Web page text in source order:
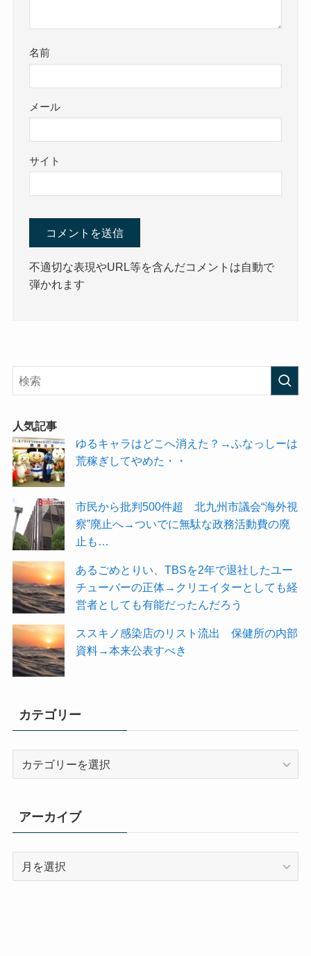
名前
メール
サイト
不適切な表現やURL等を含んだコメントは自動で
弾かれます
人気記事
ゆるキャラはどこへ消えた？→ふなっしーは
荒稼ぎしてやめた・・
市民から批判500件超 北九州市議会“海外視
察”廃止へ→ついでに無駄な政務活動費の廃
止も…
あるごめとりい、TBSを2年で退社したユー
チューバーの正体→クリエイターとしても経
営者としても有能だったんだろう
ススキノ感染店のリスト流出 保健所の内部
資料→本来公表すべき
カテゴリー
リ
ー
アーカイブ